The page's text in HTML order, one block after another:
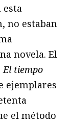
esta
no estaban
novela. El
El tiempo
ejemplares
el método